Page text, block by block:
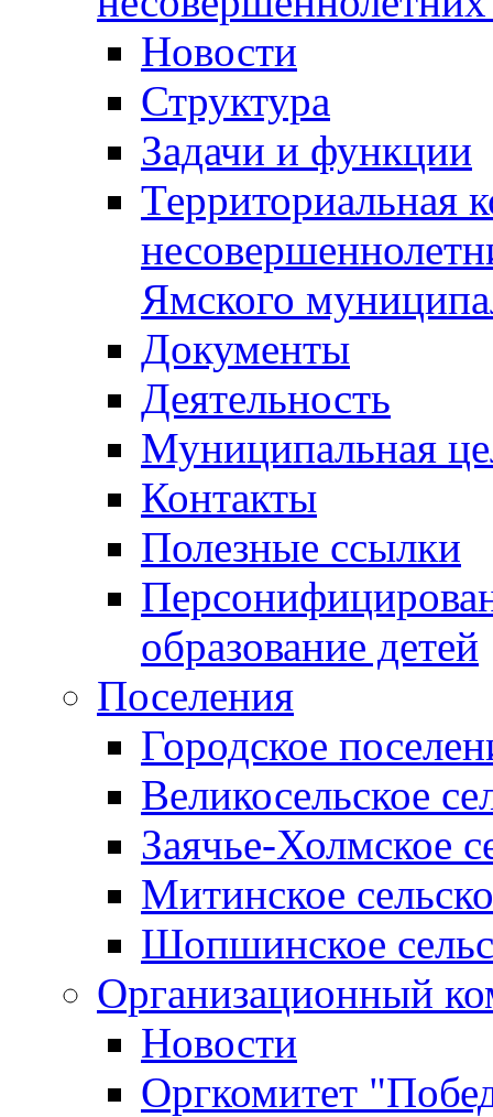
Новости
Структура
Задачи и функции
Территориальная
Ямского
Документы
Деятельность
Муниципальная
Контакты
Полезные ссылки
образование детей
Поселения
Городское
Великосельское
Заячье-Холмское
Митинское
Шопшинское
Организационный
Новости
Оргкомитет